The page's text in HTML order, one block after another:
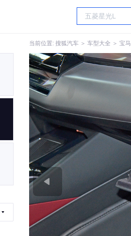
当前位置: 搜狐汽车 ＞ 车型大全 ＞ 宝马